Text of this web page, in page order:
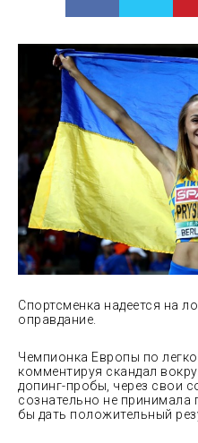
Спортсменка надеется на
оправдание.
Чемпионка Европы по
комментируя скандал
допинг-пробы, через свои
сознательно не принимала
бы дать положительный